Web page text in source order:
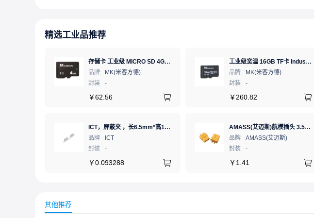
精选工业品推荐
存储卡 工业级 MICRO SD 4GB TF卡 Classical
品牌
MK(米客方德)
封装
-
￥62.56
工业级宽温 16GB TF卡 Industrial WT pSLC 存储卡 MICRO SD LDPC纠错 PE 30K 无人机、行车记录仪、安防监控适配
品牌
MK(米客方德)
封装
-
￥ 260.82
ICT，屏蔽夹 ，长6.5mm*高1.21mm，ICSRC6508SFR
品牌
ICT
封装
-
￥0.093288
AMASS(艾迈斯)航模插头 3.5mm镀金香蕉头 母头XT60-F.G.Y
品牌
AMASS(艾迈斯)
封装
-
￥ 1.41
其他推荐